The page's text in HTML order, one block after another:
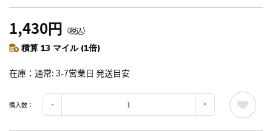
1,430円 （税込）
積算 13 マイル (1倍)
在庫 通常: 3-7営業日 発送目安
購入数：